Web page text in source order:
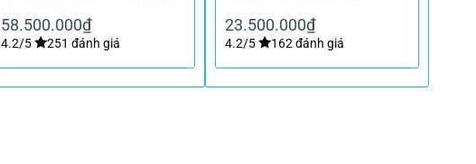
58.500.000₫
4.2/5 251 đánh giá
23.500.000₫
4.2/5 162 đánh giá